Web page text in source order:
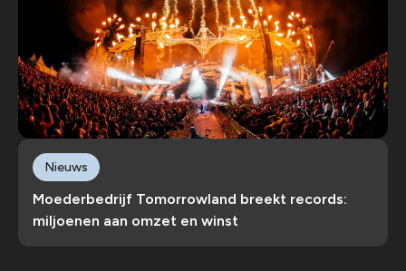
Moederbedrijf Tomorrowland breekt records:
miljoenen aan omzet en winst
Nieuws